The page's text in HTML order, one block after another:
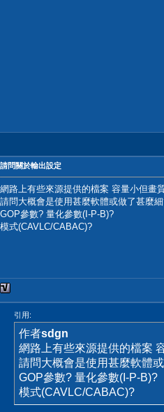
請問關於輸出設定
網路上有些來源提供的檔案 容量小但畫
請問大概會是使用甚麼軟體或做了甚麼
GOP參數? 量化參數(I-P-B)?
模式(CAVLC/CABAC)?
引用:
作者sdgn
網路上有些來源提供的檔案
請問大概會是使用甚麼軟體
GOP參數? 量化參數(I-P-B)?
模式(CAVLC/CABAC)?